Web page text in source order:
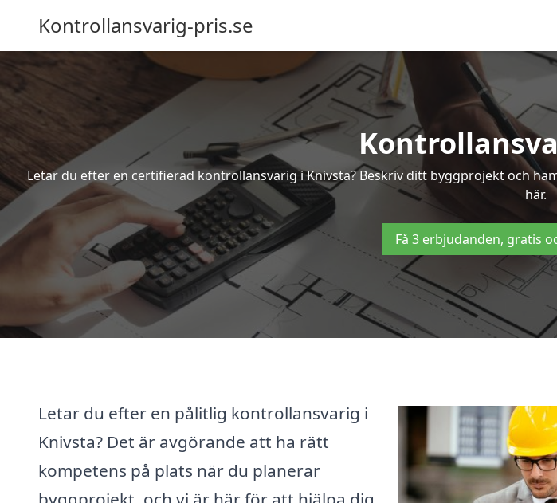
Kontrollansvarig-pris.se
Letar du efter en certifierad kontrollansvarig i Knivsta? Beskriv ditt byggprojekt och
här.
Få 3 erbjudanden, gratis
Letar du efter en pålitlig kontrollansvarig i
Knivsta? Det är avgörande att ha rätt
kompetens på plats när du planerar